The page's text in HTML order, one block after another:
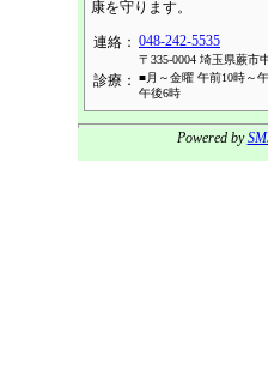
康を守ります。
連絡： 048-242-5535
〒335-0004 埼玉県蕨市
診療：
■月～金曜 午前10時～
午後6時
Powered by